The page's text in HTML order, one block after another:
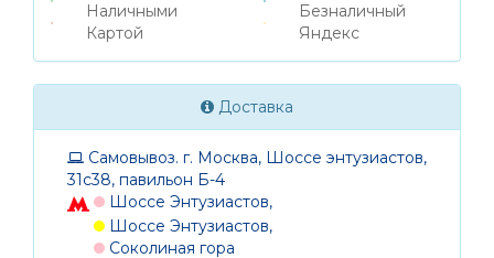
Наличными
Картой
Безналичный
Яндекс
Доставка
Самовывоз. г. Москва, Шоссе энтузиастов,
31с38, павильон Б-4
Шоссе Энтузиастов,
Шоссе Энтузиастов,
Соколиная гора